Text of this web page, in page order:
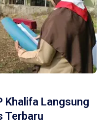
Khalifa Langsung
Terbaru